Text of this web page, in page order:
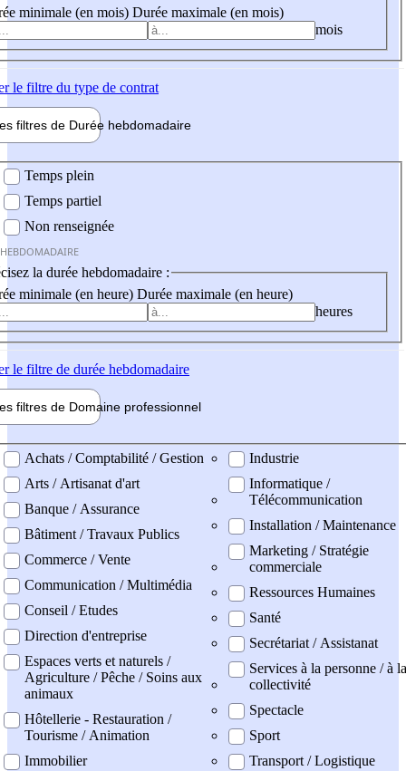
minimale (en mois) Durée maximale (en mois)
mois
le filtre du type de contrat
filtres de Durée hebdomadaire
Temps plein
Temps partiel
Non renseignée
la durée hebdomadaire :
minimale (en heure) Durée maximale (en heure)
heures
le filtre de durée hebdomadaire
filtres de Domaine professionnel
professionel
Achats / Comptabilité / Gestion
Arts / Artisanat d'art
Banque / Assurance
Bâtiment / Travaux Publics
Commerce / Vente
Communication / Multimédia
Conseil / Etudes
Direction d'entreprise
Espaces verts et naturels /
Agriculture / Pêche / Soins aux
animaux
Hôtellerie - Restauration /
Tourisme / Animation
Immobilier
Industrie
Informatique /
Télécommunication
Installation / Maintenance
Marketing / Stratégie
commerciale
Ressources Humaines
Santé
Secrétariat / Assistanat
Services à la personne / à la
collectivité
Spectacle
Sport
Transport / Logistique